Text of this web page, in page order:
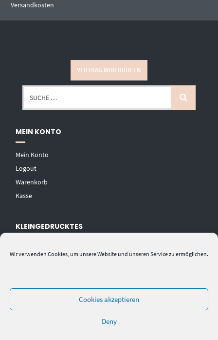
Wir verwenden Cookies, um unsere Website und unseren Service zu ermöglichen.
Cookies akzeptieren
Deny
Versandkosten
VERTRAG WIDERRUFEN
MEIN KONTO
Mein Konto
Logout
Warenkorb
Kasse
KLEINGEDRUCKTES
Impressum